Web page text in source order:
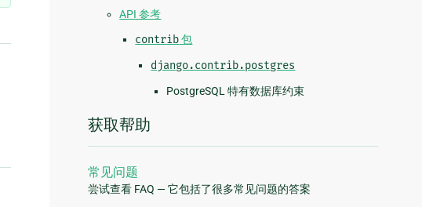
API 参考
contrib包
django.contrib.postgres
PostgreSQL 特有数据库约束
获取帮助
常见问题
尝试查看 FAQ — 它包括了很多常见问题的答案